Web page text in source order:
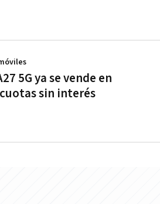
5G ya se vende en
sin interés